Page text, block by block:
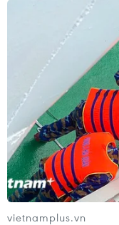
và phế liệu
05/08/2026 06:53
Brazil hạ cấp
căng thẳng ngoại
05/08/2026 03:55
vietnamplus.vn